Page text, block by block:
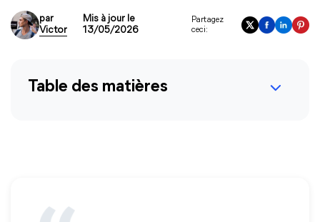
par
Victor
Mis à jour le
13/05/2026
Partagez
ceci:
Table des matières